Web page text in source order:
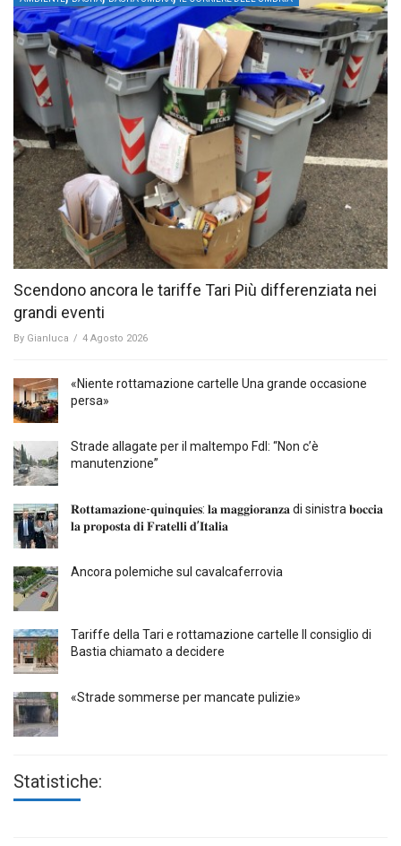
Scendono ancora le tariffe Tari Più differenziata nei
grandi eventi
By Gianluca / 4 Agosto 2026
«Niente rottamazione cartelle Una grande occasione
persa»
Strade allagate per il maltempo FdI: “Non c’è
manutenzione”
𝐑𝐨𝐭𝐭𝐚𝐦𝐚𝐳𝐢𝐨𝐧𝐞-𝐪𝐮i𝐧𝐪𝐮𝐢𝐞𝐬: 𝐥𝐚 𝐦𝐚𝐠𝐠𝐢𝐨𝐫𝐚𝐧𝐳𝐚 di sinistra 𝐛𝐨𝐜𝐜𝐢𝐚
𝐥𝐚 𝐩𝐫𝐨𝐩𝐨𝐬𝐭𝐚 𝐝𝐢 𝐅𝐫𝐚𝐭𝐞𝐥𝐥𝐢 𝐝’𝐈𝐭𝐚𝐥𝐢𝐚
Ancora polemiche sul cavalcaferrovia
Tariffe della Tari e rottamazione cartelle Il consiglio di
Bastia chiamato a decidere
«Strade sommerse per mancate pulizie»
Statistiche: